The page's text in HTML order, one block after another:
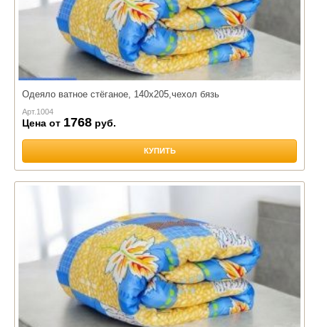
Одеяло ватное стёганое, 140х205,чехол бязь
Арт. 1004
Цена от 1768 руб.
КУПИТЬ